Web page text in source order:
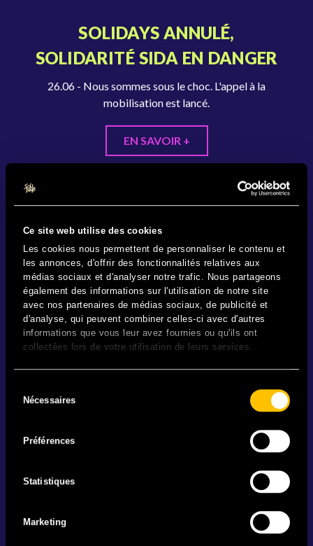
Ce site web utilise des cookies
Les cookies nous permettent de personnaliser le contenu et
les annonces, d'offrir des fonctionnalités relatives aux
médias sociaux et d'analyser notre trafic. Nous partageons
également des informations sur l'utilisation de notre site
avec nos partenaires de médias sociaux, de publicité et
d'analyse, qui peuvent combiner celles-ci avec d'autres
informations que vous leur avez fournies ou qu'ils ont
collectées lors de votre utilisation de leurs services.
duNécessaires
Préférences
Statistiques
Marketing
SOLIDAYS ANNULÉ,
SOLIDARITÉ SIDA EN DANGER
26.06 - Nous sommes sous le choc. L'appel à la
mobilisation est lancé.
EN SAVOIR +
IL EST BEAU MON MAILLOT